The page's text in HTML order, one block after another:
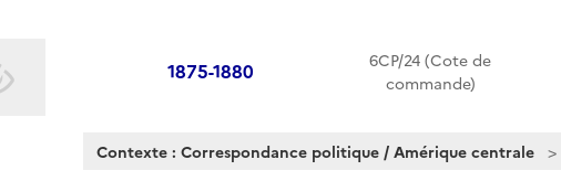
1875-1880
6CP/24 (Cote de
commande)
Contexte : Correspondance politique / Amérique centrale